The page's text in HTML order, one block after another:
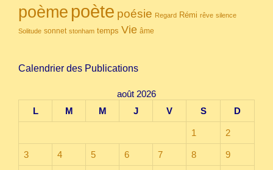
poème poète poésie Regard Rémi rêve silence
Solitude sonnet stonham temps Vie âme
Calendrier des Publications
août 2026
L
M M J V S D
1 2
3 4 5 6 7 8 9